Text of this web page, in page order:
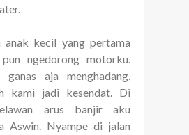
anak kecil yang pertama
ngedorong motorku.
ganas aja menghadang,
kami jadi kesendat. Di
arus banjir aku
Aswin. Nyampe di jalan